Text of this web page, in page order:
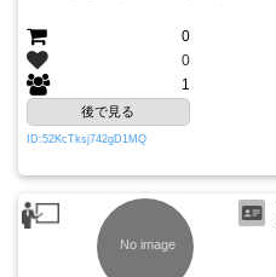
0
0
1
後で見る
ID:52KcTksj742gD1MQ